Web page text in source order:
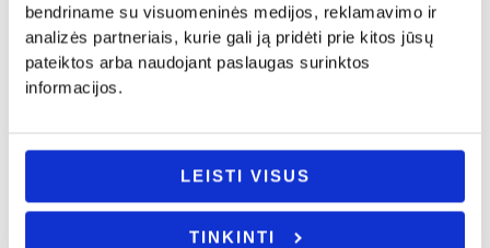
bendriname su visuomeninės medijos, reklamavimo ir
analizės partneriais, kurie gali ją pridėti prie kitos jūsų
pateiktos arba naudojant paslaugas surinktos
informacijos.
LEISTI VISUS
TINKINTI
Siuvinėtas rankšluostis „Kiekviena
14.00€